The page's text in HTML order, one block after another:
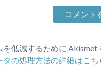
を低減するために Akismet
タの処理方法の詳細はこち